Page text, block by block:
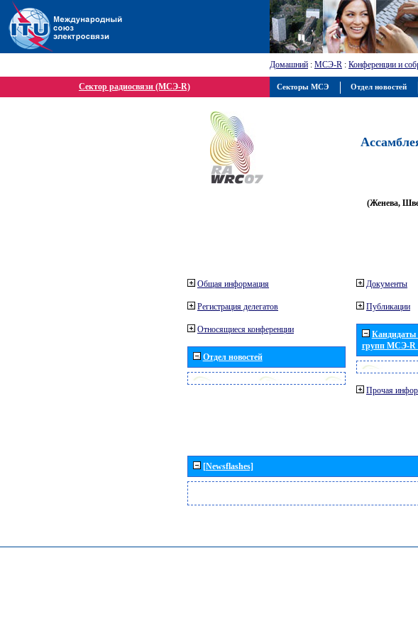
Домашний : МСЭ-R : Конференции и
Сектор радиосвязи (МСЭ-R)
(Женева,
Общая информация
Регистрация делегатов
Относящиеся конференции
Отдел новостей
Документы
Публикации
Кандидаты
групп МСЭ-
Прочая
[Newsflashes]
Секторы МСЭ Отдел новостей